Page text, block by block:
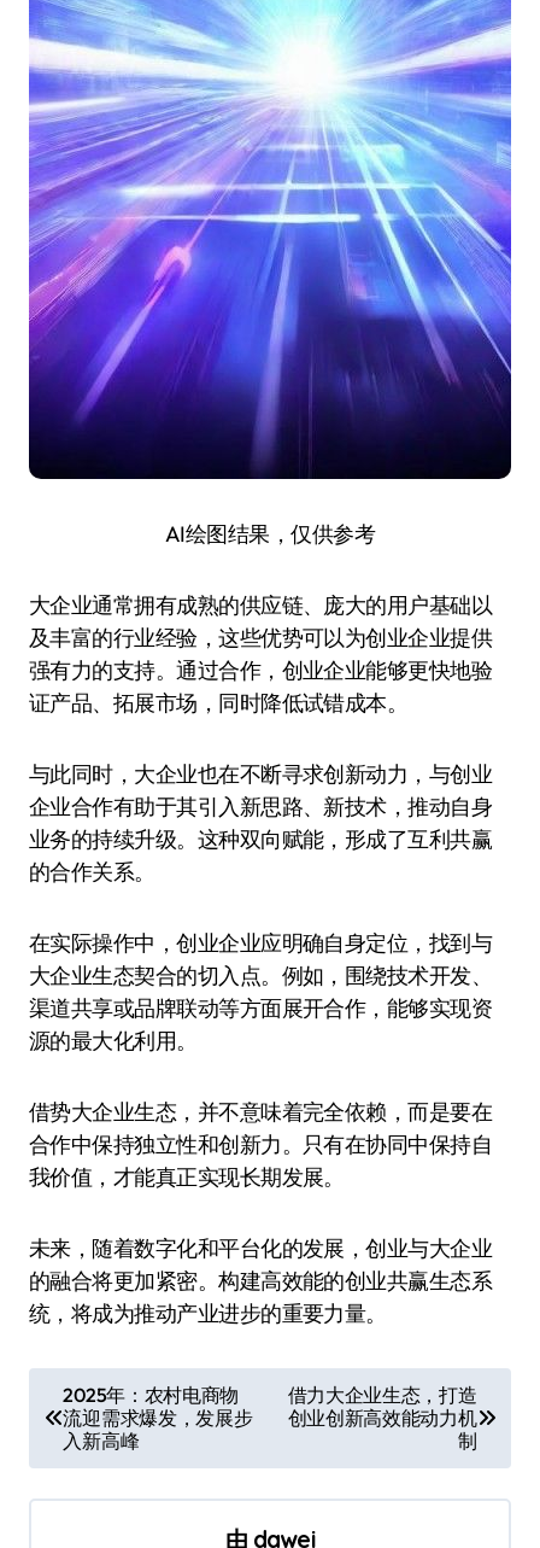
AI绘图结果，仅供参考
大企业通常拥有成熟的供应链、庞大的用户基础以
及丰富的行业经验，这些优势可以为创业企业提供
强有力的支持。通过合作，创业企业能够更快地验
证产品、拓展市场，同时降低试错成本。
与此同时，大企业也在不断寻求创新动力，与创业
企业合作有助于其引入新思路、新技术，推动自身
业务的持续升级。这种双向赋能，形成了互利共赢
的合作关系。
在实际操作中，创业企业应明确自身定位，找到与
大企业生态契合的切入点。例如，围绕技术开发、
渠道共享或品牌联动等方面展开合作，能够实现资
源的最大化利用。
借势大企业生态，并不意味着完全依赖，而是要在
合作中保持独立性和创新力。只有在协同中保持自
我价值，才能真正实现长期发展。
未来，随着数字化和平台化的发展，创业与大企业
的融合将更加紧密。构建高效能的创业共赢生态系
统，将成为推动产业进步的重要力量。
章
导
航
2025年：农村电商物
流迎需求爆发，发展步
入新高峰
借力大企业生态，打造
创业创新高效能动力机
制
由 dawei